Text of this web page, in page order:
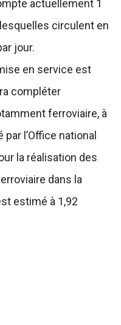
actuellement 1
circulent en
jour.
en service est
compléter
ferroviaire, à
l’Office national
la réalisation des
dans la
estimé à 1,92